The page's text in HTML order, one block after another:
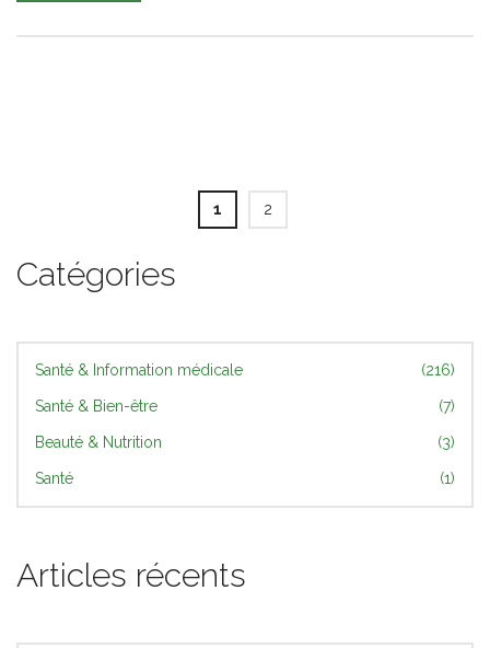
1 2
Catégories
Santé & Information médicale (216)
Santé & Bien-être (7)
Beauté & Nutrition (3)
Santé (1)
Articles récents